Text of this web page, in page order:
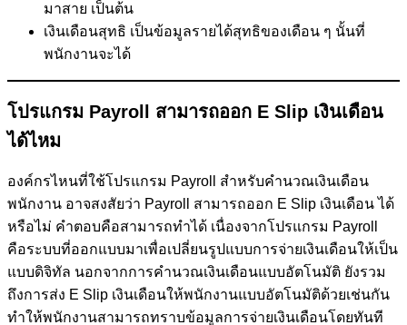
มาสาย เป็นต้น
เงินเดือนสุทธิ เป็นข้อมูลรายได้สุทธิของเดือน ๆ นั้นที่
พนักงานจะได้
โปรแกรม Payroll สามารถออก E Slip เงินเดือน
ได้ไหม
องค์กรไหนที่ใช้โปรแกรม Payroll สำหรับคำนวณเงินเดือน
พนักงาน อาจสงสัยว่า Payroll สามารถออก E Slip เงินเดือน ได้
หรือไม่ คำตอบคือสามารถทำได้ เนื่องจากโปรแกรม Payroll
คือระบบที่ออกแบบมาเพื่อเปลี่ยนรูปแบบการจ่ายเงินเดือนให้เป็น
แบบดิจิทัล นอกจากการคำนวณเงินเดือนแบบอัตโนมัติ ยังรวม
ถึงการส่ง E Slip เงินเดือนให้พนักงานแบบอัตโนมัติด้วยเช่นกัน
ทำให้พนักงานสามารถทราบข้อมูลการจ่ายเงินเดือนโดยทันที